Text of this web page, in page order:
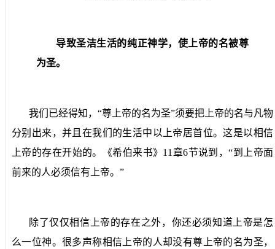
导致圣洁生活的纯正神学，使上帝的名被尊
为圣。
我们已经得知，“尊上帝的名为圣”须要把上帝的名与凡物
分别出来，并且在我们的生活中以上帝居首位。这是以相信
上帝的存在开始的。《希伯来书》 11 章6节说到，“到上帝面
前来的人必须信有上帝。”
除了仅仅相信上帝的存在之外，你还必须知道上帝是怎
么一位神。很多声称相信上帝的人却没有尊上帝的名为圣，